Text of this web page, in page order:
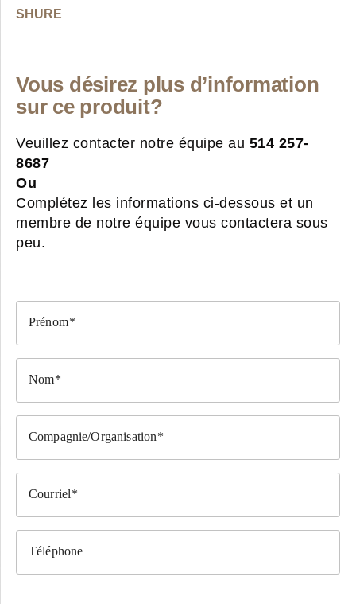
SHURE
Vous désirez plus d’information
sur ce produit?
Veuillez contacter notre équipe au 514 257-
8687
Ou
Complétez les informations ci-dessous et un
membre de notre équipe vous contactera sous
peu.
Prénom
Nom
Compagnie/Organisation
Courriel
Téléphone